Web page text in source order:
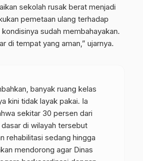
sekolah rusak berat menjadi
pemetaan ulang terhadap
sudah membahayakan.
di tempat yang aman,” ujarnya.
banyak ruang kelas
kini tidak layak pakai. Ia
sekitar 30 persen dari
di wilayah tersebut
rehabilitasi sedang hingga
mendorong agar Dinas